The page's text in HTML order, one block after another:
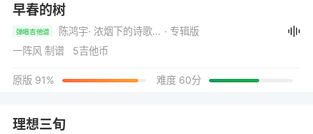
早春的树
弹唱吉他谱 陈鸿宇 · 浓烟下的诗歌电台 · 专辑版
一阵风 制谱 5吉他币
原版 91% 难度 60分
理想三旬